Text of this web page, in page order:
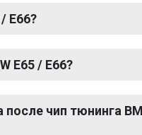
E66?
E65 / E66?
чип тюнинга